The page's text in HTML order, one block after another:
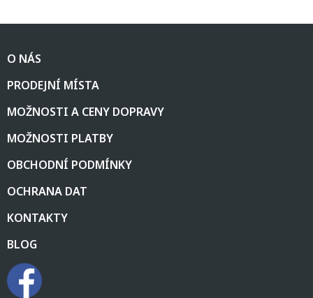
pO NÁS
PRODEJNÍ MÍSTA
MOŽNOSTI A CENY DOPRAVY
MOŽNOSTI PLATBY
OBCHODNÍ PODMÍNKY
OCHRANA DAT
KONTAKTY
BLOG